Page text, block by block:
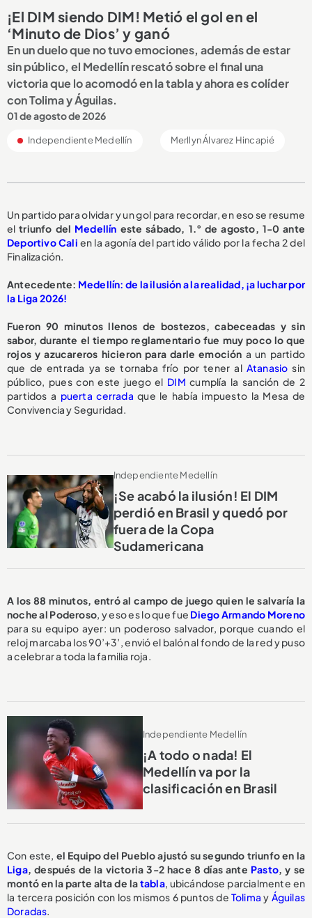
¡El DIM siendo DIM! Metió el gol en el
‘Minuto de Dios’ y ganó
En un duelo que no tuvo emociones, además de estar
sin público, el Medellín rescató sobre el final una
victoria que lo acomodó en la tabla y ahora es colíder
con Tolima y Águilas.
01 de agosto de 2026
Independiente Medellín Merllyn Álvarez Hincapié
Un partido para olvidar y un gol para recordar, en eso se resume
eltriunfo del Medellín este sábado, 1.° de agosto, 1-0 ante
Deportivo Cali en la agonía del partido válido por la fecha 2 del
Finalización.
Antecedente: Medellín: de la ilusión a la realidad, ¡a luchar por
la Liga 2026!
Fueron 90 minutos llenos de bostezos, cabeceadas y sin
sabor, durante el tiempo reglamentario fue muy poco lo que
rojos y azucareros hicieron para darle emoción a un partido
que de entrada ya se tornaba frío por tener al Atanasio sin
público, pues con este juego el DIMcumplía la sanción de 2
partidos a puerta cerrada que le había impuesto la Mesa de
Convivencia y Seguridad.
Independiente Medellín
¡Se acabó la ilusión! El DIM
perdió en Brasil y quedó por
fuera de la Copa
Sudamericana
A los 88 minutos, entró al campo de juego quien le salvaría la
noche al Poderoso, y eso es lo que fue Diego Armando Moreno
para su equipo ayer: un poderoso salvador, porque cuando el
reloj marcaba los 90’+3’, envió el balón al fondo de la red y puso
a celebrar a toda la familia roja.
Independiente Medellín
¡A todo o nada! El
Medellín va por la
clasificación en Brasil
Con este, el Equipo del Pueblo ajustó su segundo triunfo en la
Liga, después de la victoria 3-2 hace 8 días ante Pasto, y se
montó en la parte alta de latabla, ubicándose parcialmente en
la tercera posición con los mismos 6 puntos de Tolimay Águilas
Doradas.